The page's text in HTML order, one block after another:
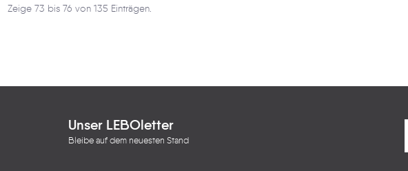
Zeige 73 bis 76 von 135 Einträgen.
Unser LEBOletter
Bleibe auf dem neuesten Stand